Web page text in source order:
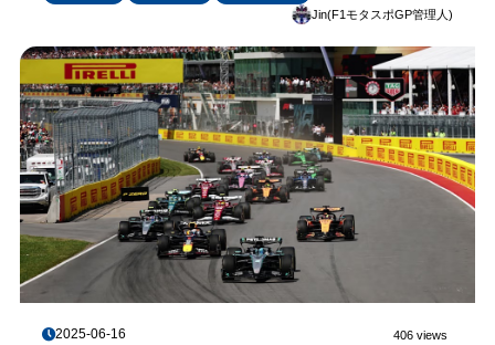
Jin(F1モタスポGP管理人)
2025-06-16 406 views